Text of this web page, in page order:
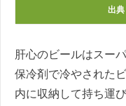
出典
肝心のビールはスー
保冷剤で冷やされた
内に収納して持ち運